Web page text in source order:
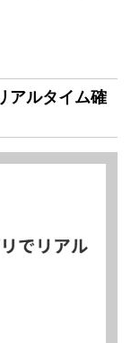
アルタイム確